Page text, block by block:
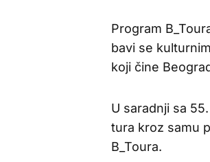
Program
bavi se
koji čine
U saradnji sa
tura kroz samu
B_Toura.